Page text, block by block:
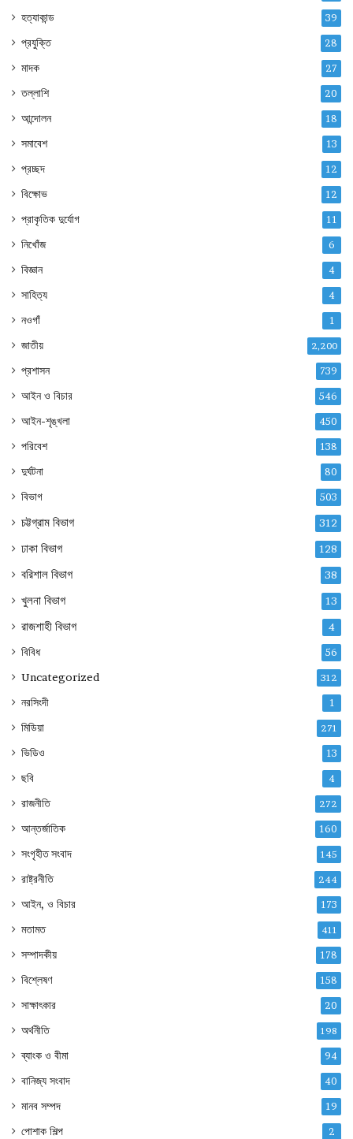
হত্যাকান্ড 39
প্রযুক্তি 28
মাদক 27
তল্লাশি 20
আন্দোলন 18
সমাবেশ 13
প্রচ্ছদ 12
বিক্ষোভ 12
প্রাকৃতিক দুর্যোগ 11
নিখোঁজ 6
বিজ্ঞান 4
সাহিত্য 4
নওগাঁ 1
জাতীয় 2,200
প্রশাসন 739
আইন ও বিচার 546
আইন-শৃঙ্খলা 450
পরিবেশ 138
দুর্ঘটনা 80
বিভাগ 503
চট্টগ্রাম বিভাগ 312
ঢাকা বিভাগ 128
বরিশাল বিভাগ 38
খুলনা বিভাগ 13
রাজশাহী বিভাগ 4
বিবিধ 56
Uncategorized 312
নরসিংদী 1
মিডিয়া 271
ভিডিও 13
ছবি 4
রাজনীতি 272
আন্তর্জাতিক 160
সংগৃহীত সংবাদ 145
রাষ্ট্রনীতি 244
আইন, ও বিচার 173
মতামত 411
সম্পাদকীয় 178
বিশ্লেষণ 158
সাক্ষাৎকার 20
অর্থনীতি 198
ব্যাংক ও বীমা 94
বানিজ্য সংবাদ 40
মানব সম্পদ 19
পোশাক শিল্প 2